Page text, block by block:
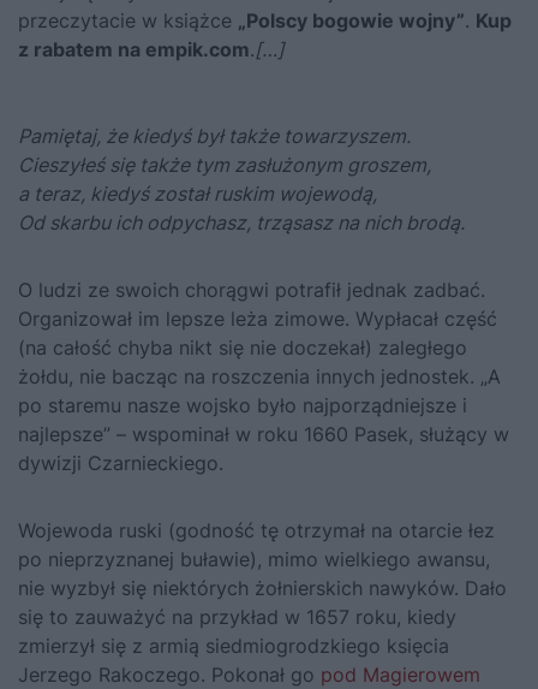
przeczytacie w książce „Polscy bogowie wojny”. Kup
z rabatem na empik.com.[…]
Pamiętaj, że kiedyś był także towarzyszem.
Cieszyłeś się także tym zasłużonym groszem,
a teraz, kiedyś został ruskim wojewodą,
Od skarbu ich odpychasz, trząsasz na nich brodą.
O ludzi ze swoich chorągwi potrafił jednak zadbać.
Organizował im lepsze leża zimowe. Wypłacał część
(na całość chyba nikt się nie doczekał) zaległego
żołdu, nie bacząc na roszczenia innych jednostek. „A
po staremu nasze wojsko było najporządniejsze i
najlepsze” – wspominał w roku 1660 Pasek, służący w
dywizji Czarnieckiego.
Wojewoda ruski (godność tę otrzymał na otarcie łez
po nieprzyznanej buławie), mimo wielkiego awansu,
nie wyzbył się niektórych żołnierskich nawyków. Dało
się to zauważyć na przykład w 1657 roku, kiedy
zmierzył się z armią siedmiogrodzkiego księcia
Jerzego Rakoczego. Pokonał go pod Magierowem